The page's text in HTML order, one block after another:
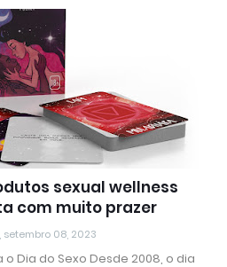
sexual wellness
com muito prazer
08, 2023
Dia do Sexo Desde 2008, o dia